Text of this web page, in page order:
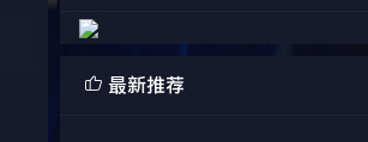
 最新推荐